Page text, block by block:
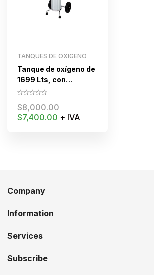
TANQUES DE OXIGENO
Tanque de oxígeno de
1699 Lts, con
accesorios, carro
oxígeno)
$8,000.00
$7,400.00 + IVA
Company
Information
Services
Subscribe